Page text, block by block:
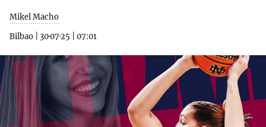
Mikel Macho
Bilbao
30·07·25 07:01